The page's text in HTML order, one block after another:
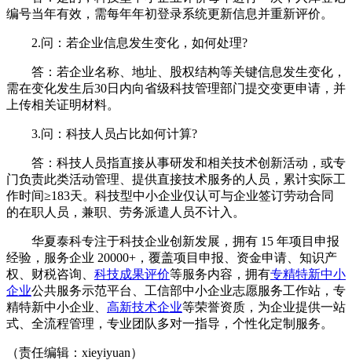
编号当年有效，需每年年初登录系统更新信息并重新评价。
2.问：若企业信息发生变化，如何处理?
答：若企业名称、地址、股权结构等关键信息发生变化，
需在变化发生后30日内向省级科技管理部门提交变更申请，并
上传相关证明材料。
3.问：科技人员占比如何计算?
答：科技人员指直接从事研发和相关技术创新活动，或专
门负责此类活动管理、提供直接技术服务的人员，累计实际工
作时间≥183天。科技型中小企业仅认可与企业签订劳动合同
的在职人员，兼职、劳务派遣人员不计入。
华夏泰科专注于科技企业创新发展，拥有 15 年项目申报
经验，服务企业 20000+，覆盖项目申报、资金申请、知识产
权、财税咨询、 科技成果评价等服务内容，拥有专精特新中小
企业公共服务示范平台、工信部中小企业志愿服务工作站，专
精特新中小企业、 高新技术企业等荣誉资质，为企业提供一站
式、全流程管理，专业团队多对一指导，个性化定制服务。
（责任编辑：xieyiyuan）